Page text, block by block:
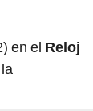
en el Reloj